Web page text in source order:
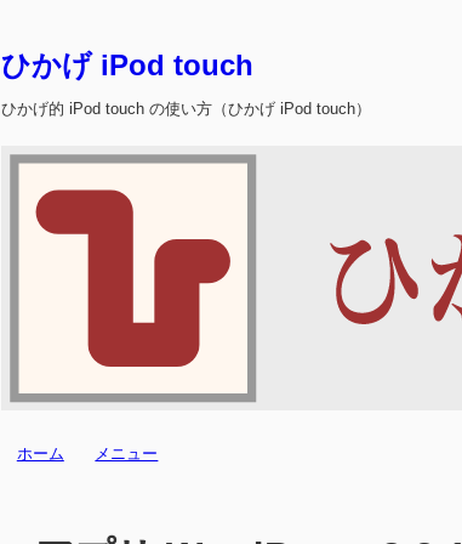
ひかげ iPod touch
ひかげ的 iPod touch の使い方（ひかげ iPod touch）
ホーム メニュー